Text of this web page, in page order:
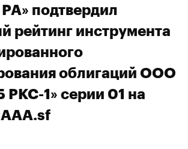
подтвердил
рейтинг инструмента
облигаций ООО
1» серии 01 на